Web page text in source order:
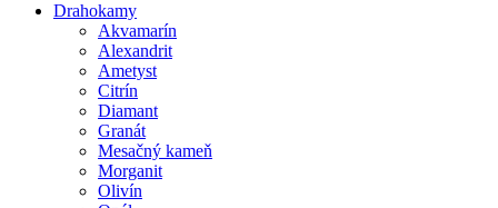
Drahokamy
Akvamarín
Alexandrit
Ametyst
Citrín
Diamant
Granát
Mesačný kameň
Morganit
Olivín